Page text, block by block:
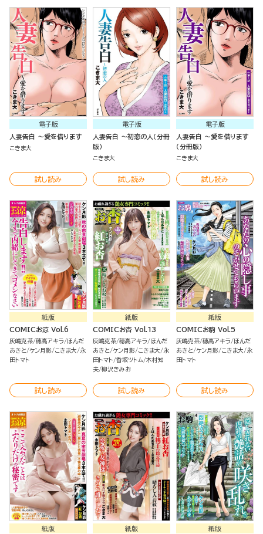
電子版
人妻告白 ～愛を借ります
こきま大
試し読み
電子版
人妻告白 ～初恋の人（分冊
版）
こきま大
試し読み
電子版
人妻告白 ～愛を借ります
（分冊版）
こきま大
試し読み
紙版
COMICお涼 Vol.6
灰嶋克茶 穂高アキラ
ほんだ
あきと ケン月影 こきま大
永
田トマト
試し読み
紙版
COMICお杏 Vol.13
灰嶋克茶 穂高アキラ
ほんだ
あきと ケン月影 こきま大
永
田トマト 香坂ツトム 木村知
夫 柳沢きみお
試し読み
紙版
COMICお駒 Vol.5
灰嶋克茶 穂高アキラ
ほんだ
あきと ケン月影 こきま大
永
田トマト
試し読み
紙版 紙版 紙版